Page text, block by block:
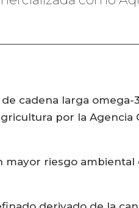
cadena larga omega-
por la Agencia
riesgo ambiental